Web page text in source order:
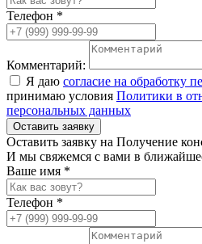
Телефон *
Комментарий:
Я даю согласие на обработку
принимаю условия Политики в
персональных данных
Оставить заявку
Оставить заявку на Получение
И мы свяжемся с вами в
Ваше имя *
Телефон *